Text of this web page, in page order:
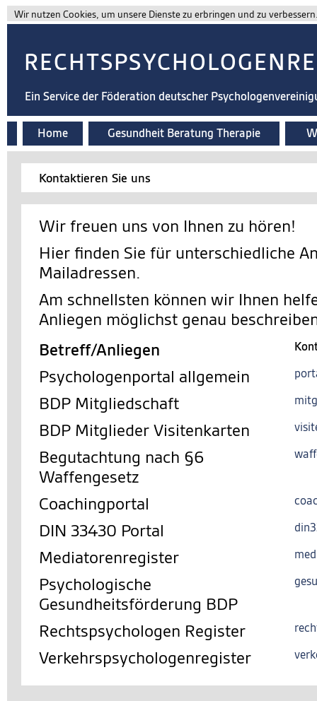
Wir nutzen Cookies, um unsere Dienste zu erbringen und zu
Ein Service der Föderation deutscher
Home Gesundheit Beratung Therapie
Kontaktieren Sie uns
Wir freuen uns von Ihnen zu hören!
Hier finden Sie für unterschiedliche
Mailadressen.
Am schnellsten können wir Ihnen
Anliegen möglichst genau
Betreff/Anliegen
Psychologenportal allgemein
BDP Mitgliedschaft
BDP Mitglieder Visitenkarten
Begutachtung nach §6
Waffengesetz
Coachingportal
DIN 33430 Portal
Mediatorenregister
Psychologische
Gesundheitsförderung BDP
Rechtspsychologen Register
Verkehrspsychologenregister